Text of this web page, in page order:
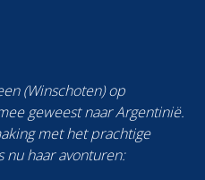
(Winschoten) op
geweest naar Argentinië.
met het prachtige
nu haar avonturen: